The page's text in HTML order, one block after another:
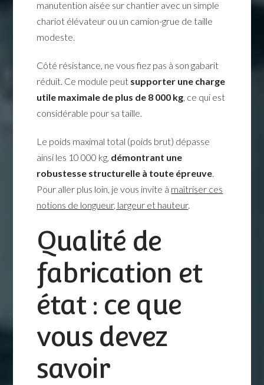
manutention aisée sur chantier avec un simple
chariot élévateur ou un camion-grue de taille
modeste.
Côté résistance, ne vous fiez pas à son gabarit
réduit. Ce module peut supporter une charge
utile maximale de plus de 8 000 kg , ce qui est
considérable pour sa taille.
Le poids maximal total (poids brut) dépasse
ainsi les 10 000 kg, démontrant une
robustesse structurelle à toute épreuve
Pour aller plus loin, je vous invite à maîtriser ces
notions de longueur, largeur et hauteur.
Qualité de
fabrication et
état : ce que
vous devez
savoir